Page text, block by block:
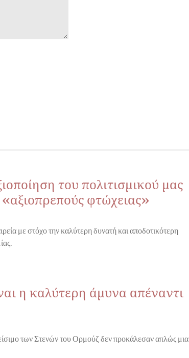
του πολιτισμικού μας
φτώχειας»
με στόχο την καλύτερη δυνατή και αποδοτικότερη
η καλύτερη άμυνα απέναντι
των Στενών του Ορμούζ δεν προκάλεσαν απλώς μια